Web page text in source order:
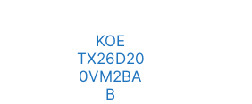
KOE
TX26D20
0VM2BA
B